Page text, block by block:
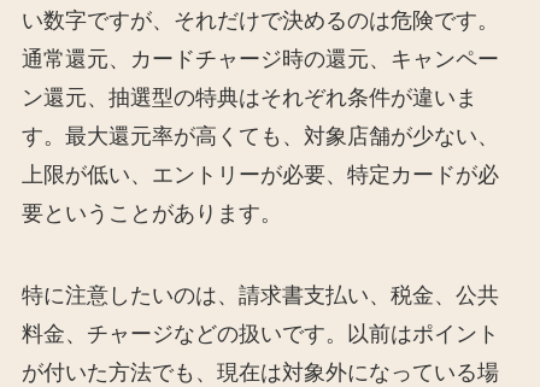
い数字ですが、それだけで決めるのは危険です。
通常還元、カードチャージ時の還元、キャンペー
ン還元、抽選型の特典はそれぞれ条件が違いま
す。最大還元率が高くても、対象店舗が少ない、
上限が低い、エントリーが必要、特定カードが必
要ということがあります。
特に注意したいのは、請求書支払い、税金、公共
料金、チャージなどの扱いです。以前はポイント
が付いた方法でも、現在は対象外になっている場